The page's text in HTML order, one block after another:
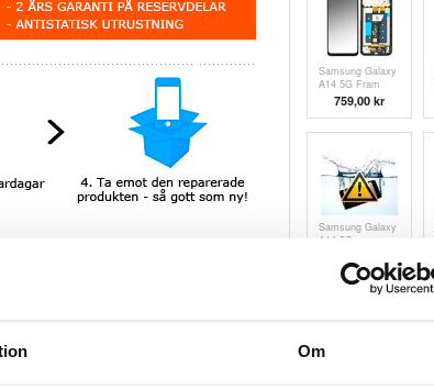
Om
LCD-skärmen ser konstig ut eller inte
Samsung Galaxy
A14 5G Fram
Skal & LCD
Display GH81-
23640A - Svart
759,00 kr
Samsung Galaxy
A14 5G
Reparation